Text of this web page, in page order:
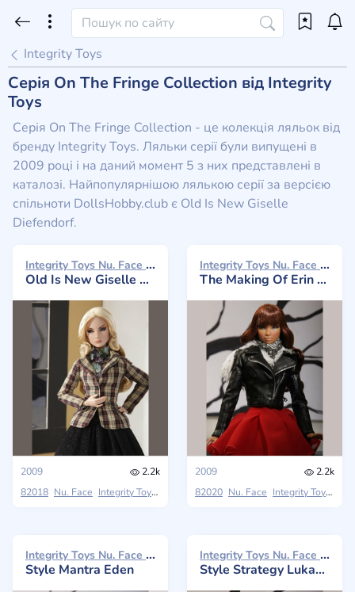
Integrity Toys
Серія On The Fringe Collection від Integrity
Toys
Серія On The Fringe Collection - це колекція ляльок від
бренду Integrity Toys. Ляльки серії були випущені в
2009 році і на даний момент 5 з них представлені в
каталозі. Найпопулярнішою лялькою серії за версією
спільноти DollsHobby.club є Old Is New Giselle
Diefendorf.
Integrity Toys Nu. Face 2009
Old Is New Giselle Diefendorf
2009
2.2k
82018 Nu. Face Integrity Toys On The Fringe Collection
Integrity Toys Nu. Face 2009
The Making Of Erin Salston
2009
2.2k
82020 Nu. Face Integrity Toys
Integrity Toys Nu. Face 2009
Style Mantra Eden
Integrity Toys Nu. Face 2009
Style Strategy Lukas Maverick